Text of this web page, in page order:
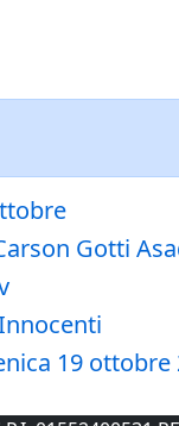
Gotti
19 ottobre